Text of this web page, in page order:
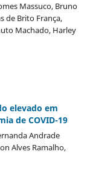
Massuco, Bruno
de Brito França,
Machado, Harley
elevado em
de COVID-19
Andrade
Alves Ramalho,